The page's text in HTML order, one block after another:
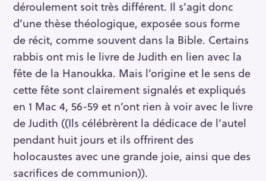
déroulement soit très différent. Il s’agit donc
d’une thèse théologique, exposée sous forme
de récit, comme souvent dans la Bible. Certains
rabbis ont mis le livre de Judith en lien avec la
fête de la Hanoukka. Mais l’origine et le sens de
cette fête sont clairement signalés et expliqués
en 1 Mac 4, 56-59 et n’ont rien à voir avec le livre
de Judith ((Ils célébrèrent la dédicace de l’autel
pendant huit jours et ils offrirent des
holocaustes avec une grande joie, ainsi que des
sacrifices de communion)).